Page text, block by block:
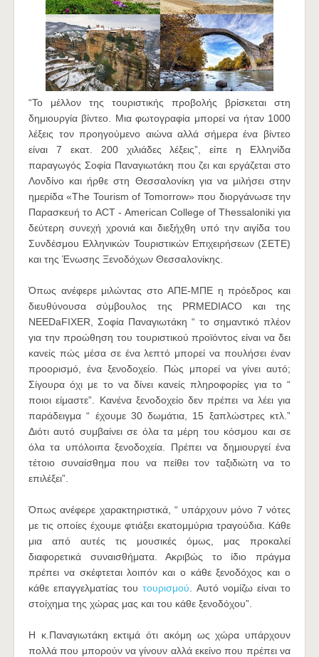
“Το μέλλον της τουριστικής προβολής βρίσκεται στη
δημιουργία βίντεο. Μια φωτογραφία μπορεί να ήταν 1000
λέξεις τον προηγούμενο αιώνα αλλά σήμερα ένα βίντεο
είναι 7 εκατ. 200 χιλιάδες λέξεις”, είπε η Ελληνίδα
παραγωγός Σοφία Παναγιωτάκη που ζει και εργάζεται στο
Λονδίνο και ήρθε στη Θεσσαλονίκη για να μιλήσει στην
ημερίδα «The Tourism of Tomorrow» που διοργάνωσε την
Παρασκευή το ACT - American College of Thessaloniki για
δεύτερη συνεχή χρονιά και διεξήχθη υπό την αιγίδα του
Συνδέσμου Ελληνικών Τουριστικών Επιχειρήσεων (ΣΕΤΕ)
και της Ένωσης Ξενοδόχων Θεσσαλονίκης.
Όπως ανέφερε μιλώντας στο ΑΠΕ-ΜΠΕ η πρόεδρος και
διευθύνουσα σύμβουλος της PRMEDIACO και της
NEEDaFIXER, Σοφία Παναγιωτάκη “ το σημαντικό πλέον
για την προώθηση του τουριστικού προϊόντος είναι να δει
κανείς πώς μέσα σε ένα λεπτό μπορεί να πουλήσει έναν
προορισμό, ένα ξενοδοχείο. Πώς μπορεί να γίνει αυτό;
Σίγουρα όχι με το να δίνει κανείς πληροφορίες για το “
ποιοι είμαστε”. Κανένα ξενοδοχείο δεν πρέπει να λέει για
παράδειγμα “ έχουμε 30 δωμάτια, 15 ξαπλώστρες κτλ.”
Διότι αυτό συμβαίνει σε όλα τα μέρη του κόσμου και σε
όλα τα υπόλοιπα ξενοδοχεία. Πρέπει να δημιουργεί ένα
τέτοιο συναίσθημα που να πείθει τον ταξιδιώτη να το
επιλέξει”.
Όπως ανέφερε χαρακτηριστικά, “ υπάρχουν μόνο 7 νότες
με τις οποίες έχουμε φτιάξει εκατομμύρια τραγούδια. Κάθε
μια από αυτές τις μουσικές όμως, μας προκαλεί
διαφορετικά συναισθήματα. Ακριβώς το ίδιο πράγμα
πρέπει να σκέφτεται λοιπόν και ο κάθε ξενοδόχος και ο
κάθε επαγγελματίας τουτουρισμού . Αυτό νομίζω είναι το
στοίχημα της χώρας μας και του κάθε ξενοδόχου”.
Η κ.Παναγιωτάκη εκτιμά ότι ακόμη ως χώρα υπάρχουν
πολλά που μπορούν να γίνουν αλλά εκείνο που πρέπει να